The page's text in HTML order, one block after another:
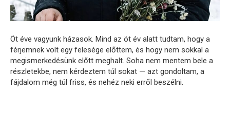
Öt éve vagyunk házasok. Mind az öt év alatt tudtam, hogy a
férjemnek volt egy felesége előttem, és hogy nem sokkal a
megismerkedésünk előtt meghalt. Soha nem mentem bele a
részletekbe, nem kérdeztem túl sokat — azt gondoltam, a
fájdalom még túl friss, és nehéz neki erről beszélni.